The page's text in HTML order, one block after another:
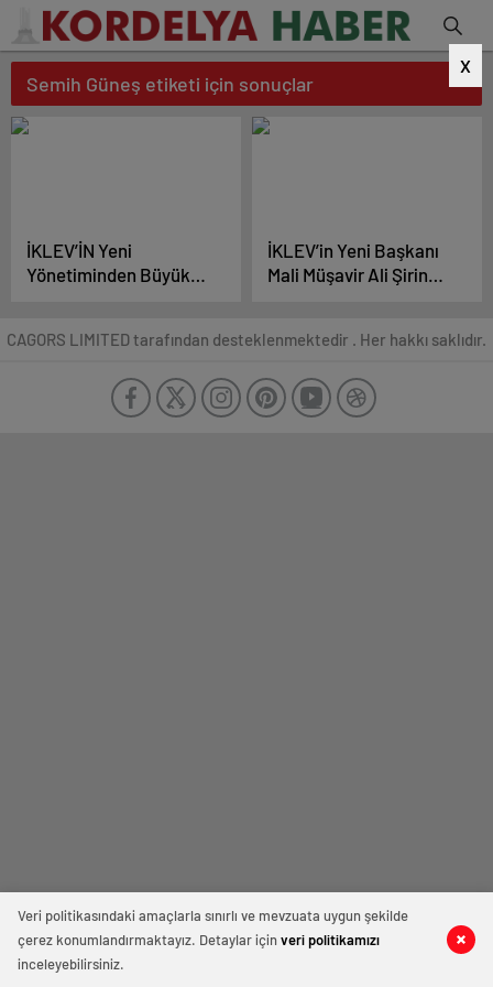
X
Semih Güneş etiketi için sonuçlar
İKLEV’İN Yeni
Yönetiminden Büyük
İKLEV’in Yeni Başkanı
Mali Müşavir Ali Şirin
CAGORS LIMITED tarafından desteklenmektedir . Her hakkı saklıdır.
Veri politikasındaki amaçlarla sınırlı ve mevzuata uygun şekilde
çerez konumlandırmaktayız. Detaylar içinveri politikamızı
inceleyebilirsiniz.